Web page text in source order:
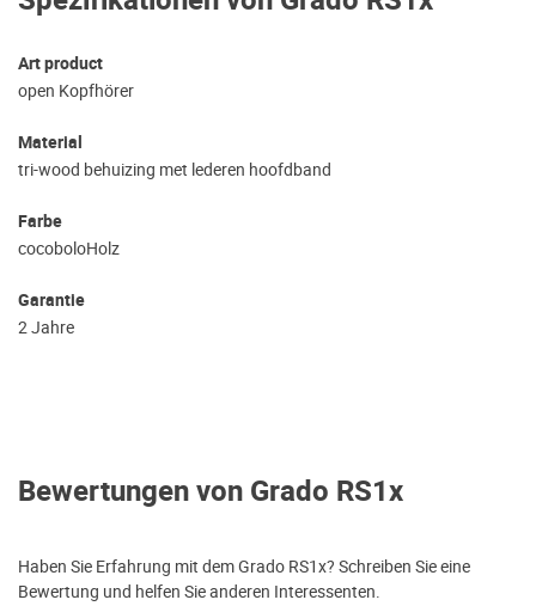
Art product
open Kopfhörer
Material
tri-wood behuizing met lederen hoofdband
Farbe
cocoboloHolz
Garantie
2 Jahre
Bewertungen von Grado RS1x
Haben Sie Erfahrung mit dem Grado RS1x? Schreiben Sie eine
Bewertung und helfen Sie anderen Interessenten.